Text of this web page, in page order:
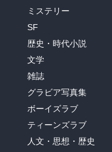
ミステリー
SF
歴史・時代小説
文学
雑誌
グラビア写真集
ボーイズラブ
ティーンズラブ
人文・思想・歴史